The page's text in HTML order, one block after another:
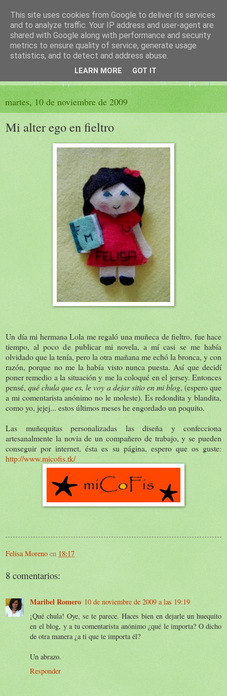
El sueño de las palabras
PÁGINA LITERARIA DE FELISA MORENO
martes, 10 de noviembre de 2009
Mi alter ego en fieltro
Un día mi hermana Lola me regaló una muñeca de fieltro, fue hace
tiempo, al poco de publicar mi novela, a mí casi se me había
olvidado que la tenía, pero la otra mañana me echó la bronca, y con
razón, porque no me la había visto nunca puesta. Así que decidí
poner remedio a la situación y me la coloqué en el jersey. Entonces
pensé,qué chula que es, le voy a dejar sitio en mi blog, (espero que
a mi comentarista anónimo no le moleste). Es redondita y blandita,
como yo, jejej... estos últimos meses he engordado un poquito.
Las muñequitas personalizadas las diseña y confecciona
artesanalmente la novia de un compañero de trabajo, y se pueden
conseguir por internet, ésta es su página, espero que os guste:
http://www.micofis.tk/
Felisa Moreno en 18:17
8 comentarios:
Maribel Romero 10 de noviembre de 2009 a las 19:19
¡Qué chula! Oye, se te parece. Haces bien en dejarle un huequito
en el blog, y a tu comentarista anónimo ¿qué le importa? O dicho
de otra manera ¿a ti que te importa él?
Un abrazo.
Responder
This site uses cookies from Google to deliver its services
and to analyze traffic. Your IP address and user-agent are
shared with Google along with performance and security
metrics to ensure quality of service, generate usage
statistics, and to detect and address abuse.
LEARN MORE GOT IT